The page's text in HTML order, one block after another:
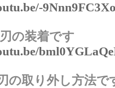
の装着です
の取り外し方法で